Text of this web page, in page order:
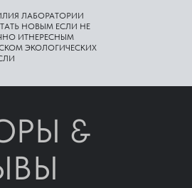
ЛАБОРАТОРИИ
НОВЫМ ЕСЛИ НЕ
ИТНЕРЕСНЫМ
ЭКОЛОГИЧЕСКИХ
&